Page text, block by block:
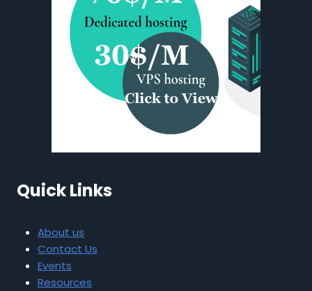
Quick Links
About us
Contact Us
Events
Resources